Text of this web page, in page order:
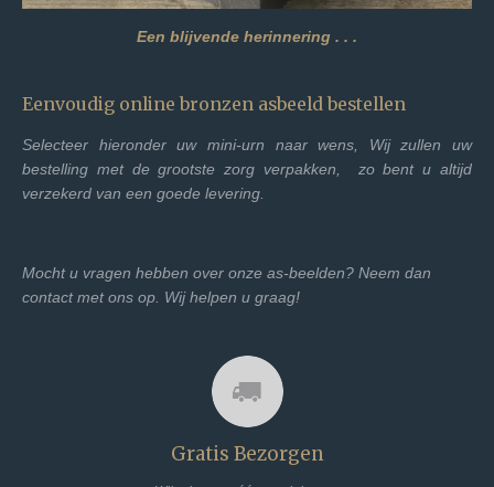
Een blijvende herinnering . . .
Eenvoudig online bronzen asbeeld bestellen
Selecteer hieronder uw mini-urn naar wens, Wij zullen uw
bestelling met de grootste zorg verpakken,
zo bent u altijd
verzekerd van een goede levering.
Mocht u vragen hebben over onze as-beelden? Neem dan
contact met ons op. Wij helpen u graag!
Gratis Bezorgen